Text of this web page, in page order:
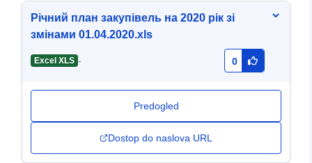
Річний план закупівель на 2020 рік зі
змінами 01.04.2020.xls
Excel XLS - 0
Predogled
Dostop do naslova URL